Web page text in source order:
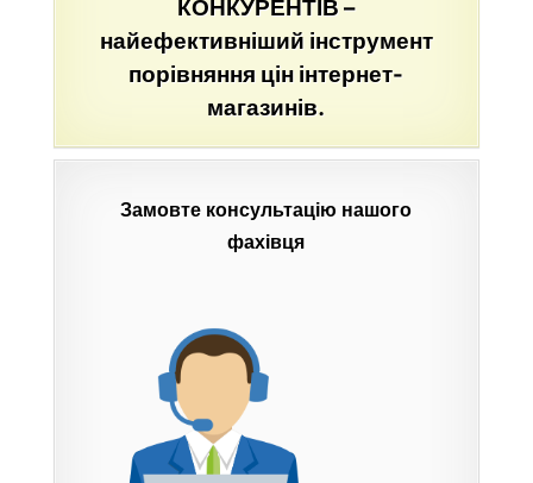
КОНКУРЕНТІВ –
найефективніший інструмент
порівняння цін інтернет-
магазинів.
Замовте консультацію нашого
фахівця